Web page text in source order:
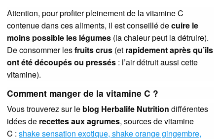
Attention, pour profiter pleinement de la vitamine C
contenue dans ces aliments, il est conseillé decuire le
moins possible les légumes (la chaleur peut la détruire).
De consommer lesfruits crus (et rapidement après qu’ils
ont été découpésou pressés : l’air détruit aussi cette
vitamine).
Comment manger de la vitamine C ?
Vous trouverez sur le blog Herbalife Nutrition différentes
idées de recettes aux agrumes, sources de vitamine
C : shake sensation exotique, shake orange gingembre,